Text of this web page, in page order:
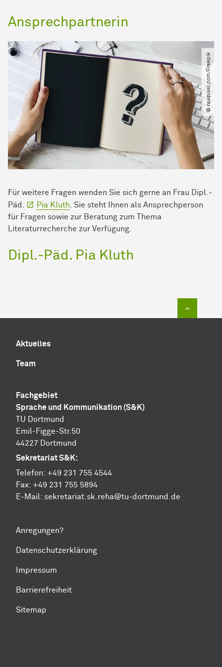
Ansprechpartnerin
© rawpixel.com​/​Freepik
Für weitere Fragen wenden Sie sich gerne an Frau Dipl.-
Päd.
Pia Kluth . Sie steht Ihnen als Ansprechperson
für Fragen sowie zur Beratung zum Thema
Literaturrecherche zur Verfügung.
Dipl.-Päd. Pia Kluth
Aktuelles
Team
Fachgebiet
Sprache und Kommunikation (S&K)
TU Dortmund
Emil-Figge-Str.50
44227 Dortmund
Sekretariat S&K:
Telefon: +49 231 755 4544
Fax: +49 231 755 5894
E-Mail: sekretariat.sk.reha@tu-dortmund.de
Anregungen?
Datenschutzerklärung
Impressum
Barrierefreiheit
Sitemap